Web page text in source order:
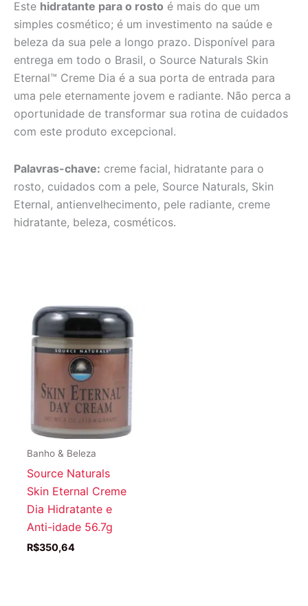
Este hidratante para o rosto é mais do que um
simples cosmético; é um investimento na saúde e
beleza da sua pele a longo prazo. Disponível para
entrega em todo o Brasil, o Source Naturals Skin
Eternal™ Creme Dia é a sua porta de entrada para
uma pele eternamente jovem e radiante. Não perca a
oportunidade de transformar sua rotina de cuidados
com este produto excepcional.
Palavras-chave: creme facial, hidratante para o
rosto, cuidados com a pele, Source Naturals, Skin
Eternal, antienvelhecimento, pele radiante, creme
hidratante, beleza, cosméticos.
Banho & Beleza
Source Naturals
Skin Eternal Creme
Dia Hidratante e
Anti-idade 56.7g
R$350,64